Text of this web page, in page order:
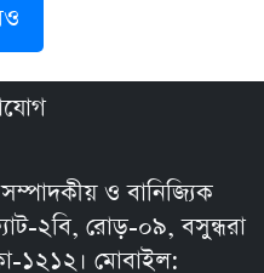
ও বানিজ্যিক
২বি, রোড়-০৯, বসুন্ধরা
১২১২। মোবাইল: